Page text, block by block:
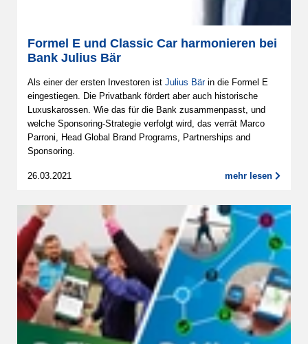
Formel E und Classic Car harmonieren bei
Bank Julius Bär
Als einer der ersten Investoren ist Julius Bärin die Formel E
eingestiegen. Die Privatbank fördert aber auch historische
Luxuskarossen. Wie das für die Bank zusammenpasst, und
welche Sponsoring-Strategie verfolgt wird, das verrät Marco
Parroni, Head Global Brand Programs, Partnerships and
Sponsoring.
26.03.2021 mehr lesen